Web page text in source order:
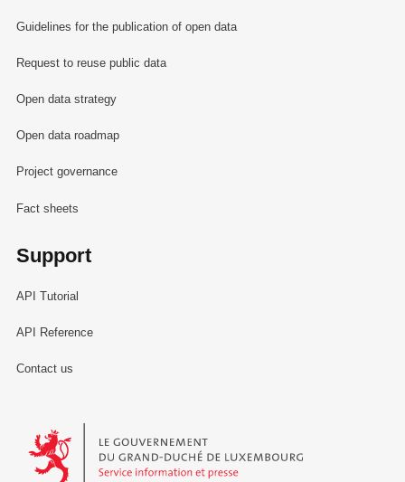
Guidelines for the publication of open data
Request to reuse public data
Open data strategy
Open data roadmap
Project governance
Fact sheets
Support
API Tutorial
API Reference
Contact us
Le Gouvernement du Grand-Duché de Luxembourg - Service